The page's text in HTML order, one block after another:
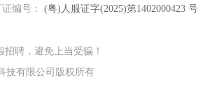
编号： (粤)人服证字(2025)第1402000423 号
聘，避免上当受骗！
技有限公司版权所有